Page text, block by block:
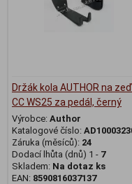
Držák kola AUTHOR na zeď
CC WS25 za pedál, černý
Výrobce: Author
Katalogové číslo:
Záruka (měsíců): 24
Dodací lhůta (dnů) 1 - 7
Skladem: Na dotaz ks
EAN: 8590816037137